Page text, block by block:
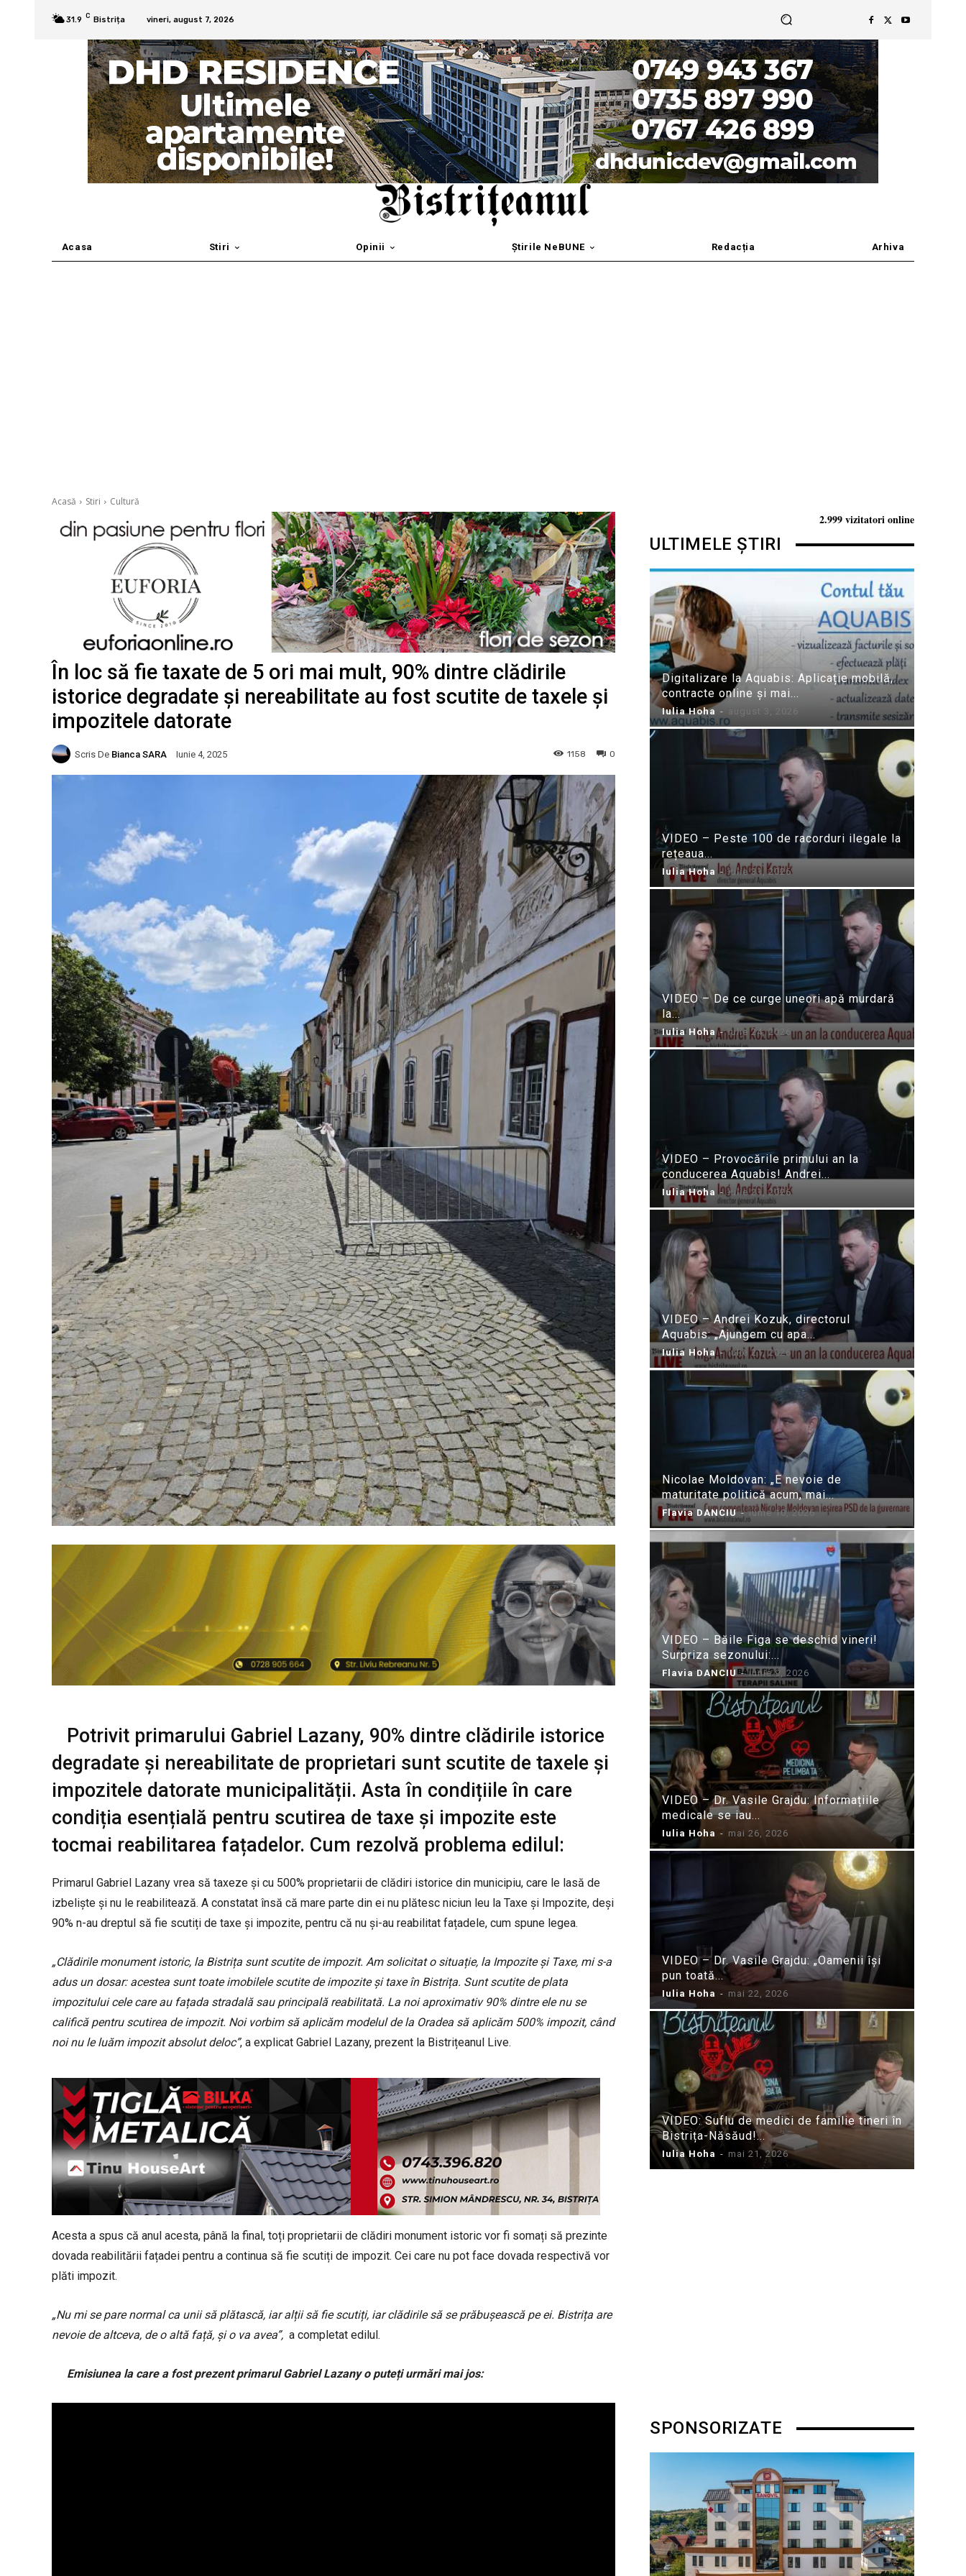
31.9 C Bistrița vineri, august 7, 2026
Acasa Stiri Opinii Știrile NeBUNE Redacția Arhiva
Acasă Stiri Cultură
În loc să fie taxate de 5 ori mai mult, 90% dintre clădirile
istorice degradate și nereabilitate au fost scutite de taxele și
impozitele datorate
Scris De Bianca SARA Iunie 4, 2025 0
1158
Potrivit primarului Gabriel Lazany, 90% dintre clădirile istorice
degradate și nereabilitate de proprietari sunt scutite de taxele și
impozitele datorate municipalității. Asta în condițiile în care
condiția esențială pentru scutirea de taxe și impozite este
tocmai reabilitarea fațadelor. Cum rezolvă problema edilul:
Primarul Gabriel Lazany vrea să taxeze și cu 500% proprietarii de clădiri istorice din municipiu, care le lasă de
izbeliște și nu le reabilitează. A constatat însă că mare parte din ei nu plătesc niciun leu la Taxe și Impozite, deși
90% n-au dreptul să fie scutiți de taxe și impozite, pentru că nu și-au reabilitat fațadele, cum spune legea.
„Clădirile monument istoric, la Bistrița sunt scutite de impozit. Am solicitat o situație, la Impozite și Taxe, mi s-a
adus un dosar: acestea sunt toate imobilele scutite de impozite și taxe în Bistrița. Sunt scutite de plata
impozitului cele care au fațada stradală sau principală reabilitată. La noi aproximativ 90% dintre ele nu se
califică pentru scutirea de impozit. Noi vorbim să aplicăm modelul de la Oradea să aplicăm 500% impozit, când
noi nu le luăm impozit absolut deloc”, a explicat Gabriel Lazany, prezent la Bistrițeanul Live.
Acesta a spus că anul acesta, până la final, toți proprietarii de clădiri monument istoric vor fi somați să prezinte
dovada reabilitării fațadei pentru a continua să fie scutiți de impozit. Cei care nu pot face dovada respectivă vor
plăti impozit.
„Nu mi se pare normal ca unii să plătască, iar alții să fie scutiți, iar clădirile să se prăbușească pe ei. Bistrița are
nevoie de altceva, de o altă față, și o va avea”, a completat edilul.
Emisiunea la care a fost prezent primarul Gabriel Lazany o puteți urmări mai jos:
2.999 vizitatori online
ULTIMELE ȘTIRI
Digitalizare la Aquabis: Aplicație mobilă,
contracte online și mai...
Iulia Hoha - august 3, 2026
VIDEO – Peste 100 de racorduri ilegale la
rețeaua...
Iulia Hoha - iulie 31, 2026
VIDEO – De ce curge uneori apă murdară
la...
Iulia Hoha - iulie 24, 2026
VIDEO – Provocările primului an la
conducerea Aquabis! Andrei...
Iulia Hoha - iulie 21, 2026
VIDEO – Andrei Kozuk, directorul
Aquabis: „Ajungem cu apa...
Iulia Hoha - iulie 21, 2026
Nicolae Moldovan: „E nevoie de
maturitate politică acum, mai...
Flavia DANCIU - iunie 10, 2026
VIDEO – Băile Figa se deschid vineri!
Surpriza sezonului:...
Flavia DANCIU - iunie 9, 2026
VIDEO – Dr. Vasile Grajdu: Informațiile
medicale se iau...
Iulia Hoha - mai 26, 2026
VIDEO – Dr. Vasile Grajdu: „Oamenii își
pun toată...
Iulia Hoha - mai 22, 2026
VIDEO: Suflu de medici de familie tineri în
Bistrița-Năsăud!...
Iulia Hoha - mai 21, 2026
SPONSORIZATE